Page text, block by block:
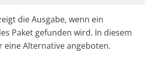
die Ausgabe, wenn ein
Paket gefunden wird. In diesem
eine Alternative angeboten.